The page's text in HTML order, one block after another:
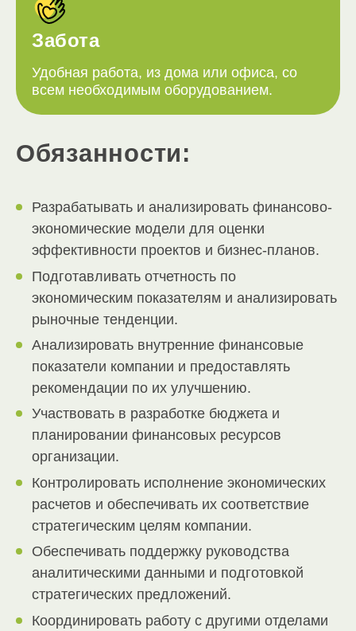
Забота
Удобная работа, из дома или офиса, со
всем необходимым оборудованием.
Обязанности:
Разрабатывать и анализировать финансово-
экономические модели для оценки
эффективности проектов и бизнес-планов.
Подготавливать отчетность по
экономическим показателям и анализировать
рыночные тенденции.
Анализировать внутренние финансовые
показатели компании и предоставлять
рекомендации по их улучшению.
Участвовать в разработке бюджета и
планировании финансовых ресурсов
организации.
Контролировать исполнение экономических
расчетов и обеспечивать их соответствие
стратегическим целям компании.
Обеспечивать поддержку руководства
аналитическими данными и подготовкой
стратегических предложений.
Координировать работу с другими отделами